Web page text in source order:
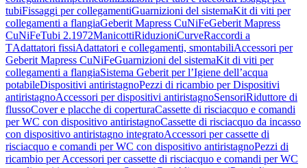
tubiFissaggi per collegamentiGuarnizioni del sistemaKit di viti per
collegamenti a flangiaGeberit Mapress CuNiFeGeberit Mapress
CuNiFeTubi 2.1972ManicottiRiduzioniCurveRaccordi a
TAdattatori fissiAdattatori e collegamenti, smontabiliAccessori per
Geberit Mapress CuNiFeGuarnizioni del sistemaKit di viti per
collegamenti a flangiaSistema Geberit per l’Igiene dell’acqua
potabileDispositivi antiristagnoPezzi di ricambio per Dispositivi
antiristagnoAccessori per dispositivi antiristagnoSensoriRiduttore di
flussoCover e placche di coperturaCassette di risciacquo e comandi
per WC con dispositivo antiristagnoCassette di risciacquo da incasso
con dispositivo antiristagno integratoAccessori per cassette di
risciacquo e comandi per WC con dispositivo antiristagnoPezzi di
ricambio per Accessori per cassette di risciacquo e comandi per WC